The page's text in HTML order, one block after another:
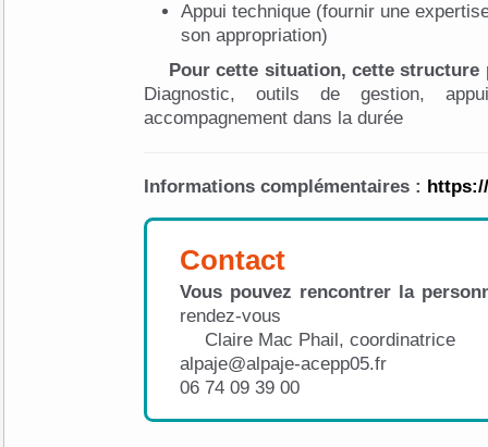
Appui technique (fournir une
son appropriation)
Pour cette situation, cette
Diagnostic, outils de gestion,
accompagnement dans la durée
Informations complémentaires :
Contact
Vous pouvez rencontrer la
rendez-vous
Claire Mac Phail, coordinatrice
alpaje@alpaje-acepp05.fr
06 74 09 39 00